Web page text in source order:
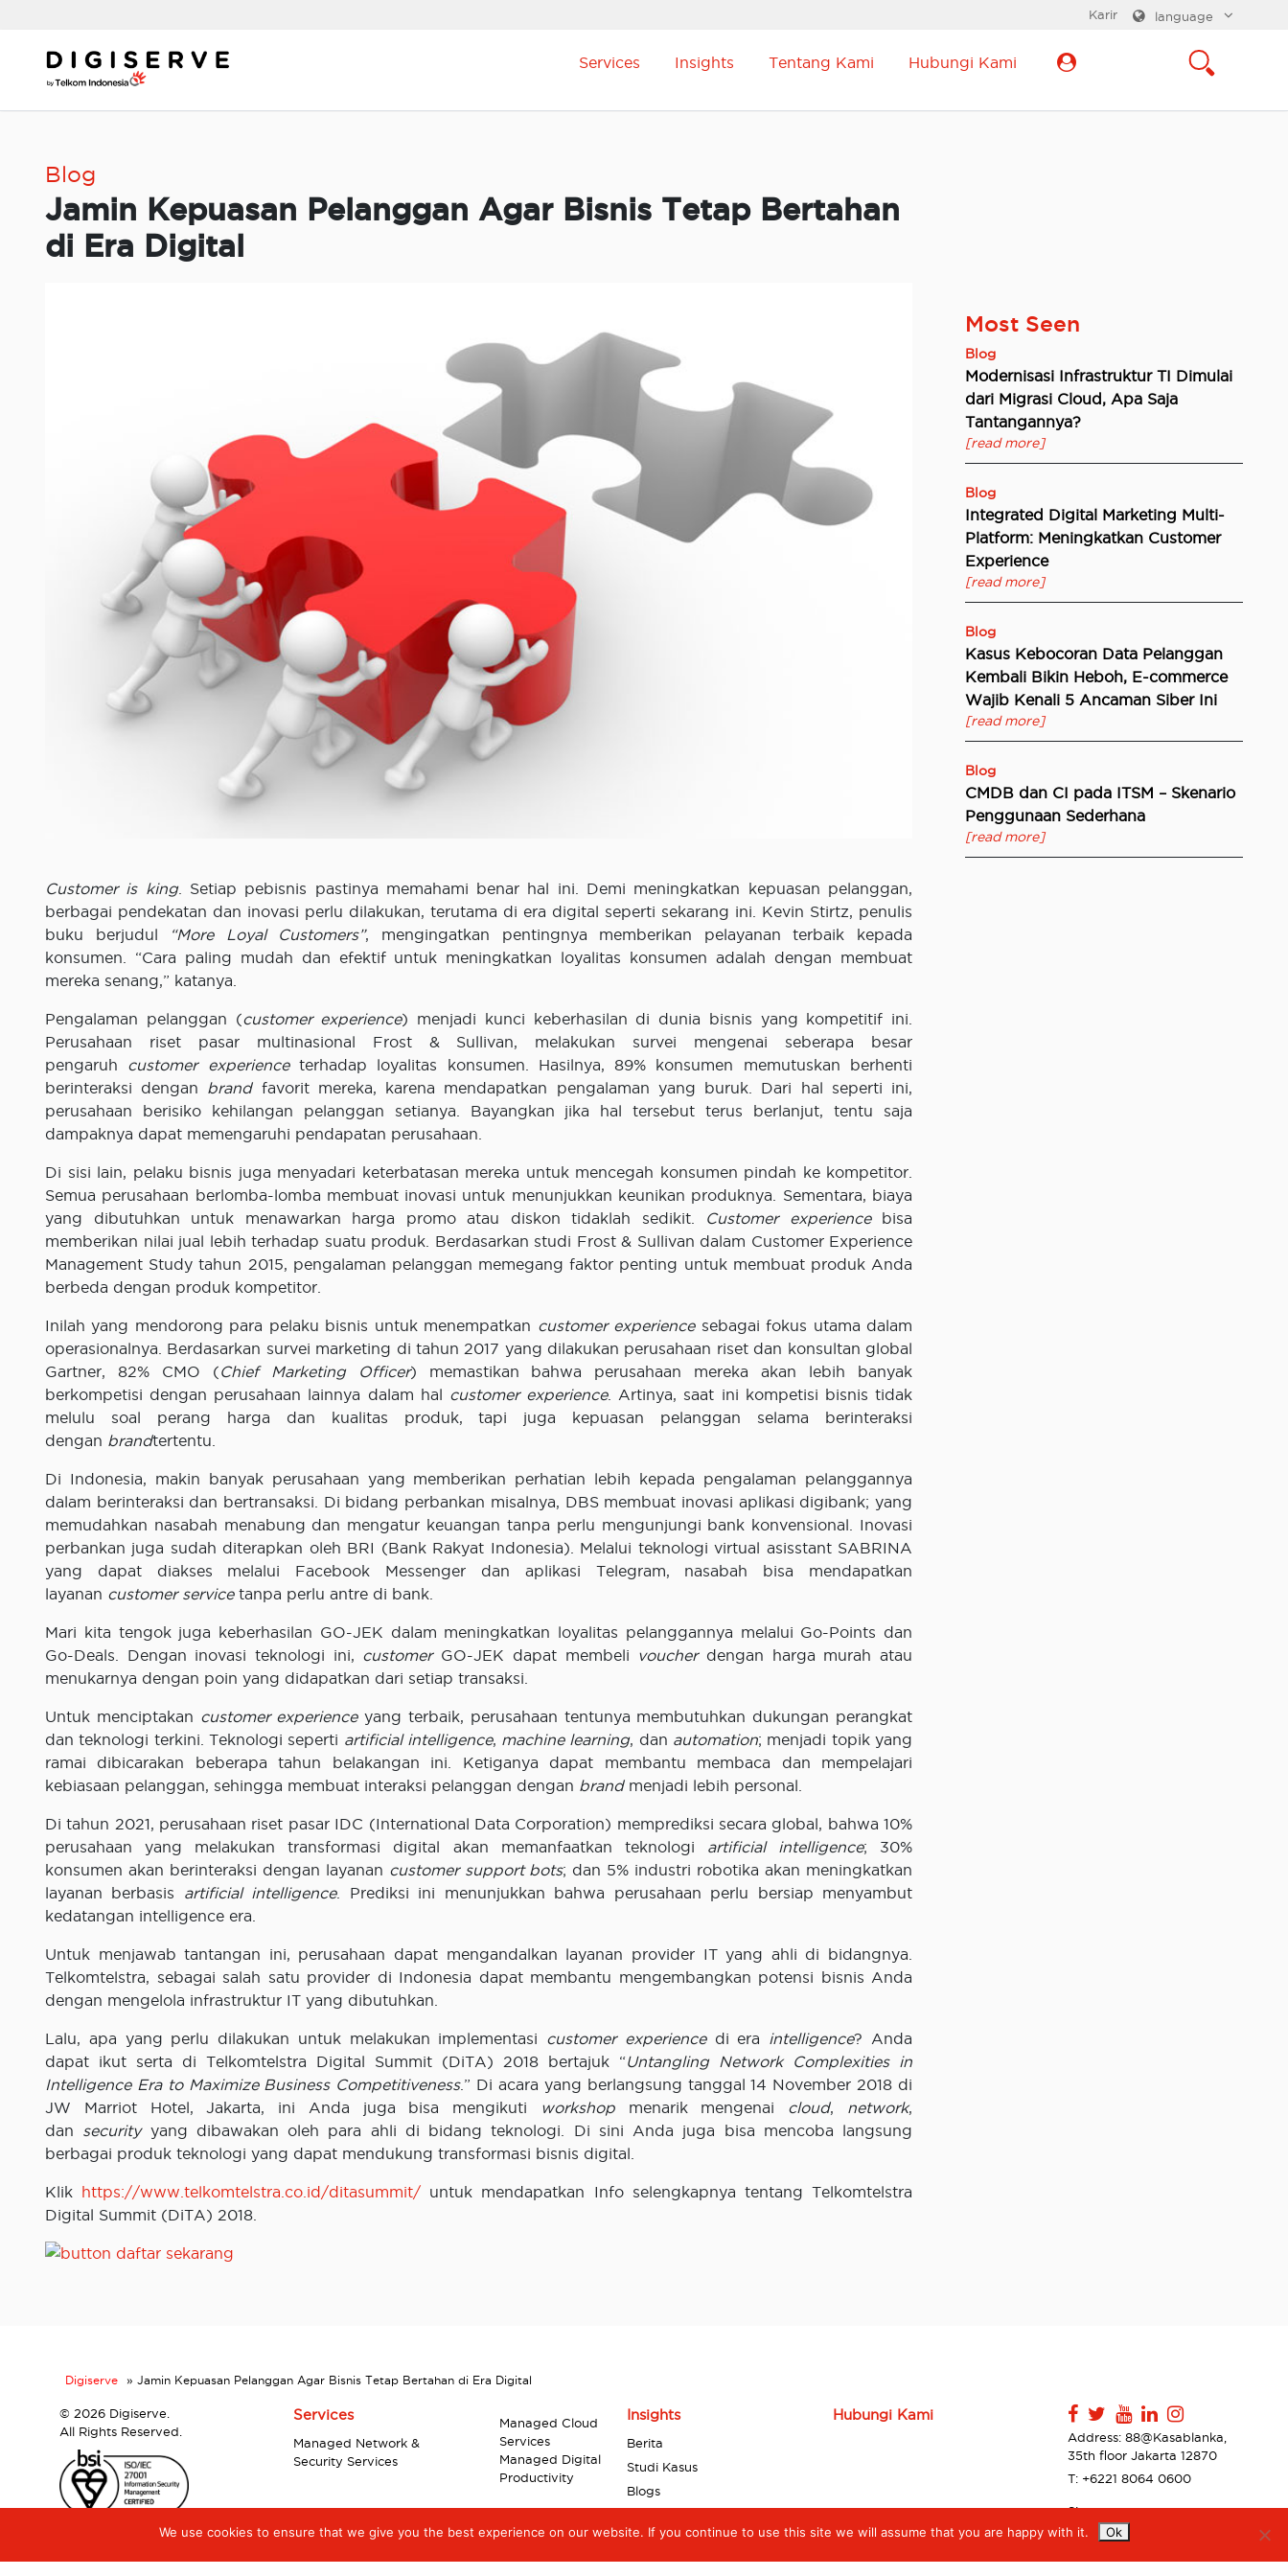
content
language
Karir
Services Insights Tentang Kami Hubungi Kami
Blog
Jamin Kepuasan Pelanggan Agar Bisnis Tetap Bertahan
di Era Digital
Customer is king. Setiap pebisnis pastinya memahami benar hal ini. Demi meningkatkan kepuasan pelanggan,
berbagai pendekatan dan inovasi perlu dilakukan, terutama di era digital seperti sekarang ini. Kevin Stirtz, penulis
buku berjudul
“More Loyal Customers”, mengingatkan pentingnya memberikan pelayanan terbaik kepada
konsumen. “Cara paling mudah dan efektif untuk meningkatkan loyalitas konsumen adalah dengan membuat
mereka senang,” katanya.
Pengalaman pelanggan (customer experience) menjadi kunci keberhasilan di dunia bisnis yang kompetitif ini.
Perusahaan riset pasar multinasional Frost & Sullivan, melakukan survei mengenai seberapa besar
pengaruh customer experienceterhadap loyalitas konsumen. Hasilnya, 89% konsumen memutuskan berhenti
berinteraksi dengan brandfavorit mereka, karena mendapatkan pengalaman yang buruk. Dari hal seperti ini,
perusahaan berisiko kehilangan pelanggan setianya. Bayangkan jika hal tersebut terus berlanjut, tentu saja
dampaknya dapat memengaruhi pendapatan perusahaan.
Di sisi lain, pelaku bisnis juga menyadari keterbatasan mereka untuk mencegah konsumen pindah ke kompetitor.
Semua perusahaan berlomba-lomba membuat inovasi untuk menunjukkan keunikan produknya. Sementara, biaya
yang dibutuhkan untuk menawarkan harga promo atau diskon tidaklah sedikit.
Customer experiencebisa
memberikan nilai jual lebih terhadap suatu produk. Berdasarkan studi Frost & Sullivan dalam Customer Experience
Management Study tahun 2015, pengalaman pelanggan memegang faktor penting untuk membuat produk Anda
berbeda dengan produk kompetitor.
Inilah yang mendorong para pelaku bisnis untuk menempatkan customer experiencesebagai fokus utama dalam
operasionalnya. Berdasarkan survei marketing di tahun 2017 yang dilakukan perusahaan riset dan konsultan global
Gartner, 82% CMO (Chief Marketing Officer) memastikan bahwa perusahaan mereka akan lebih banyak
berkompetisi dengan perusahaan lainnya dalam hal customer experience. Artinya, saat ini kompetisi bisnis tidak
melulu soal perang harga dan kualitas produk, tapi juga kepuasan pelanggan selama berinteraksi
dengan brandtertentu.
Di Indonesia, makin banyak perusahaan yang memberikan perhatian lebih kepada pengalaman pelanggannya
dalam berinteraksi dan bertransaksi. Di bidang perbankan misalnya, DBS membuat inovasi aplikasi digibank; yang
memudahkan nasabah menabung dan mengatur keuangan tanpa perlu mengunjungi bank konvensional. Inovasi
perbankan juga sudah diterapkan oleh BRI (Bank Rakyat Indonesia). Melalui teknologi virtual asisstant SABRINA
yang dapat diakses melalui Facebook Messenger dan aplikasi Telegram, nasabah bisa mendapatkan
layanan customer servicetanpa perlu antre di bank.
Mari kita tengok juga keberhasilan GO-JEK dalam meningkatkan loyalitas pelanggannya melalui Go-Points dan
Go-Deals. Dengan inovasi teknologi ini, customerGO-JEK dapat membeli voucherdengan harga murah atau
menukarnya dengan poin yang didapatkan dari setiap transaksi.
Untuk menciptakan customer experienceyang terbaik, perusahaan tentunya membutuhkan dukungan perangkat
dan teknologi terkini. Teknologi seperti artificial intelligence, machine learning, dan automation; menjadi topik yang
ramai dibicarakan beberapa tahun belakangan ini. Ketiganya dapat membantu membaca dan mempelajari
kebiasaan pelanggan, sehingga membuat interaksi pelanggan dengan brandmenjadi lebih personal.
Di tahun 2021, perusahaan riset pasar IDC (International Data Corporation) memprediksi secara global, bahwa 10%
perusahaan yang melakukan transformasi digital akan memanfaatkan teknologi artificial intelligence; 30%
konsumen akan berinteraksi dengan layanan customer support bots; dan 5% industri robotika akan meningkatkan
layanan berbasis artificial intelligence. Prediksi ini menunjukkan bahwa perusahaan perlu bersiap menyambut
kedatangan intelligence era.
Untuk menjawab tantangan ini, perusahaan dapat mengandalkan layanan provider IT yang ahli di bidangnya.
Telkomtelstra, sebagai salah satu provider di Indonesia dapat membantu mengembangkan potensi bisnis Anda
dengan mengelola infrastruktur IT yang dibutuhkan.
Lalu, apa yang perlu dilakukan untuk melakukan implementasi customer experiencedi era intelligence? Anda
dapat ikut serta di Telkomtelstra Digital Summit (DiTA) 2018 bertajuk “Untangling Network Complexities in
Intelligence Era to Maximize Business Competitiveness.” Di acara yang berlangsung tanggal 14 November 2018 di
JW Marriot Hotel, Jakarta, ini Anda juga bisa mengikuti
workshopmenarik mengenai cloud, network,
dan securityyang dibawakan oleh para ahli di bidang teknologi. Di sini Anda juga bisa mencoba langsung
berbagai produk teknologi yang dapat mendukung transformasi bisnis digital.
Klik https://www.telkomtelstra.co.id/ditasummit/ untuk mendapatkan Info selengkapnya tentang Telkomtelstra
Digital Summit (DiTA) 2018.
Most Seen
Blog
Modernisasi Infrastruktur TI Dimulai
dari Migrasi Cloud, Apa Saja
Tantangannya?
[read more]
Blog
Integrated Digital Marketing Multi-
Platform: Meningkatkan Customer
Experience
[read more]
Blog
Kasus Kebocoran Data Pelanggan
Kembali Bikin Heboh, E-commerce
Wajib Kenali 5 Ancaman Siber Ini
[read more]
Blog
CMDB dan CI pada ITSM – Skenario
Penggunaan Sederhana
[read more]
We use cookies to ensure that we give you the best experience on our website. If you continue to use this site we will assume that you are happy with it. Ok
Digiserve » Jamin Kepuasan Pelanggan Agar Bisnis Tetap Bertahan di Era Digital
© 2026 Digiserve.
All Rights Reserved.
Services
Managed Network &
Security Services
Managed Cloud
Services
Managed Digital
Productivity
Insights
Berita
Studi Kasus
Blogs
Infografik
Laporan Resmi
Hubungi Kami
Address: 88@Kasablanka,
35th floor Jakarta 12870
T: +6221 8064 0600
Sitemap
Contact Us